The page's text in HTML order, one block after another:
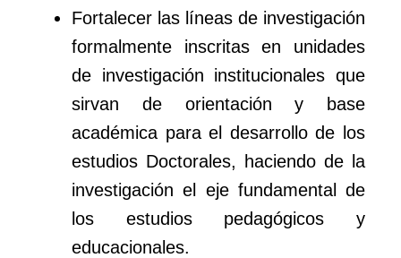
Fortalecer las líneas de investigación
formalmente inscritas en unidades
de investigación institucionales que
sirvan de orientación y base
académica para el desarrollo de los
estudios Doctorales, haciendo de la
investigación el eje fundamental de
los estudios pedagógicos y
educacionales.